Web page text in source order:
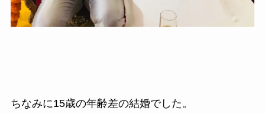
ちなみに15歳の年齢差の結婚でした。